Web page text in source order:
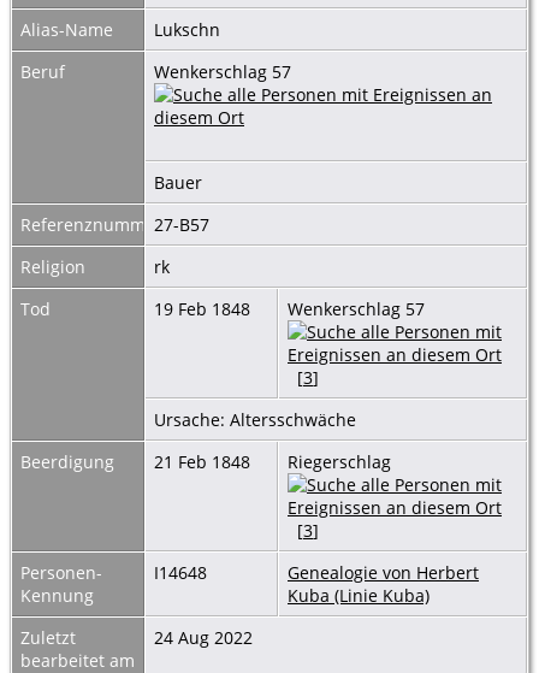
Alias-Name
Lukschn
Beruf
Wenkerschlag 57
Bauer
Referenznummer27-B57
Religion
rk
Tod
19 Feb 1848 Wenkerschlag 57
[3]
Ursache: Altersschwäche
Beerdigung
21 Feb 1848 Riegerschlag
[3]
Personen-
Kennung
I14648
Genealogie von Herbert
Kuba (Linie Kuba)
Zuletzt
bearbeitet am
24 Aug 2022